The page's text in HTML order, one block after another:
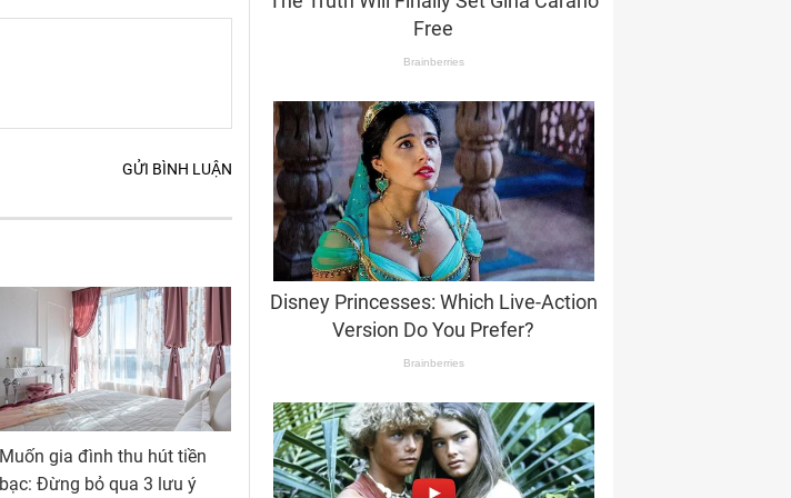
GỬI BÌNH LUẬN
Muốn gia đình thu hút tiền
bạc: Đừng bỏ qua 3 lưu ý